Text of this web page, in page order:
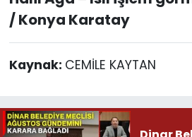
/ Konya Karatay
Kaynak: CEMİLE KAYTAN